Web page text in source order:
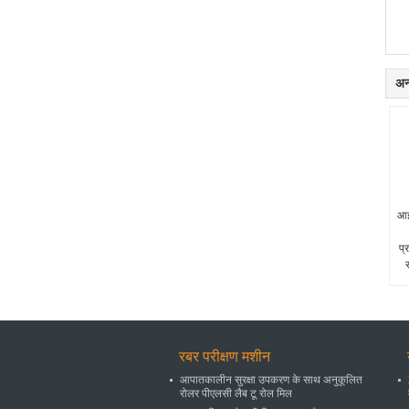
रबर परीक्षण मशीन
आपातकालीन सुरक्षा उपकरण के साथ अनुकूलित
रोलर पीएलसी लैब टू रोल मिल